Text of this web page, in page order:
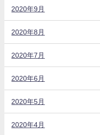
2020年9月
2020年8月
2020年7月
2020年6月
2020年5月
2020年4月